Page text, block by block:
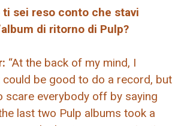
ti sei reso conto che stavi
di ritorno di Pulp?
“At the back of my mind, I
be good to do a record, but
scare everybody off by saying
last two Pulp albums took a